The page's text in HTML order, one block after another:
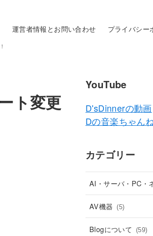
運営者情報とお問い合わせ プライバシー
ト変更
YouTube
D'sDinnerの動画
Dの音楽ちゃん
カテゴリー
AI・サーバ・PC・
AV機器 (5)
Blogについて (59)